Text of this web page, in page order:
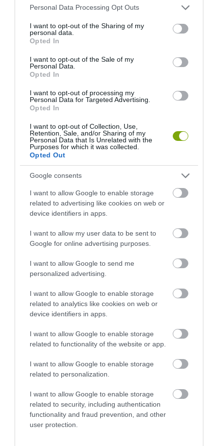
Please note that this website/app uses one or more Google
not limited to your visit or usage behaviour. You may click to
grant or deny consent to Google and its third-party tags to
use your data for below specified purposes in below Google
consent section.
Personal Data Processing Opt Outs
I want to opt-out of the Sharing of my
personal data.
Opted In
I want to opt-out of the Sale of my
Personal Data.
Opted In
I want to opt-out of processing my
Personal Data for Targeted Advertising.
Opted In
I want to opt-out of Collection, Use,
Retention, Sale, and/or Sharing of my
Personal Data that Is Unrelated with the
Purposes for which it was collected.
Opted Out
Google consents
I want to allow Google to enable storage
related to advertising like cookies on web or
device identifiers in apps.
I want to allow my user data to be sent to
Google for online advertising purposes.
I want to allow Google to send me
personalized advertising.
I want to allow Google to enable storage
related to analytics like cookies on web or
device identifiers in apps.
I want to allow Google to enable storage
related to functionality of the website or app.
I want to allow Google to enable storage
related to personalization.
I want to allow Google to enable storage
related to security, including authentication
functionality and fraud prevention, and other
user protection.
EVETT MOSTANÁBAN KIFLIT, ZSEMLÉT, KENYERET? REMÉLJÜK,
NEM ITT KÉSZÜLT!
KÖVETKEZŐ CIKK
AZ ILYEN KIVILUGAS ALATT NEM CSAK HŰSÖLNI JÓ, DE
CSIPEGETNI IS LEHET BELŐLE
HASONLÓ ÉRDEKESSÉGEK